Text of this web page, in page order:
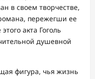
в своем творчестве,
пережегши ее
акта Гоголь
душевной
фигура, чья жизнь